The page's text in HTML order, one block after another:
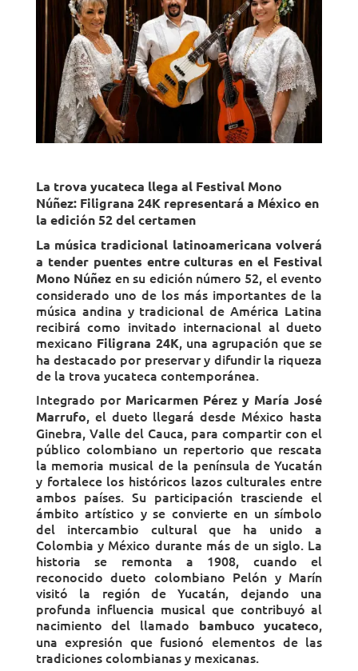
La trova yucateca llega al Festival Mono
Núñez: Filigrana 24K representará a México en
la edición 52 del certamen
La música tradicional latinoamericana volverá
a tender puentes entre culturas en el Festival
Mono Núñez en su edición número 52, el evento
considerado uno de los más importantes de la
música andina y tradicional de América Latina
recibirá como invitado internacional al dueto
mexicano Filigrana 24K, una agrupación que se
ha destacado por preservar y difundir la riqueza
de la trova yucateca contemporánea.
Integrado por Maricarmen Pérez y María José
Marrufo, el dueto llegará desde México hasta
Ginebra, Valle del Cauca, para compartir con el
público colombiano un repertorio que rescata
la memoria musical de la península de Yucatán
y fortalece los históricos lazos culturales entre
ambos países. Su participación trasciende el
ámbito artístico y se convierte en un símbolo
del intercambio cultural que ha unido a
Colombia y México durante más de un siglo. La
historia se remonta a 1908, cuando el
reconocido dueto colombiano Pelón y Marín
visitó la región de Yucatán, dejando una
profunda influencia musical que contribuyó al
nacimiento del llamado bambuco yucateco,
una expresión que fusionó elementos de las
tradiciones colombianas y mexicanas.